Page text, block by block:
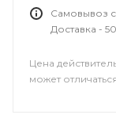
Самовывоз
Доставка -
Цена
может